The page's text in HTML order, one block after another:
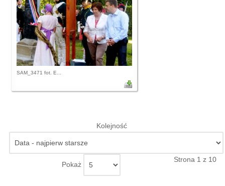
SAM_3471 fot. E...
Kolejność
Pokaż
Strona 1 z 10